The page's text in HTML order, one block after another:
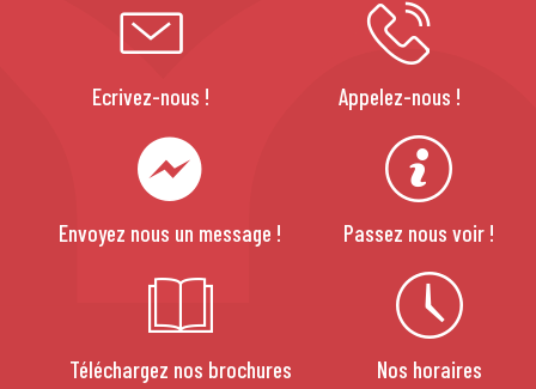
Ecrivez-nous ! Appelez-nous !
Envoyez nous un message ! Passez nous voir !
Téléchargez nos brochures Nos horaires